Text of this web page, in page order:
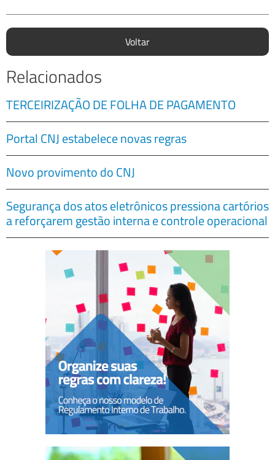
Voltar
Relacionados
TERCEIRIZAÇÃO DE FOLHA DE PAGAMENTO
Portal CNJ estabelece novas regras
Novo provimento do CNJ
Segurança dos atos eletrônicos pressiona cartórios
a reforçarem gestão interna e controle operacional